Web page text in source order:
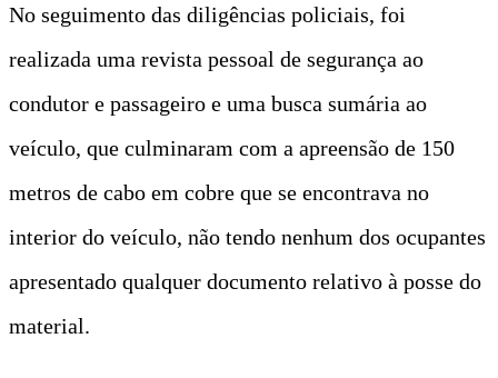
No seguimento das diligências policiais, foi
realizada uma revista pessoal de segurança ao
condutor e passageiro e uma busca sumária ao
veículo, que culminaram com a apreensão de 150
metros de cabo em cobre que se encontrava no
interior do veículo, não tendo nenhum dos ocupantes
apresentado qualquer documento relativo à posse do
material.